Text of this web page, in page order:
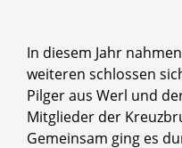
In diesem Jahr
weiteren schlossen
Pilger aus Werl und
Mitglieder der
Gemeinsam ging es